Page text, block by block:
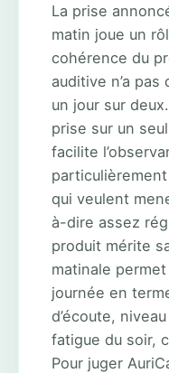
La prise
matin joue un
cohérence du
auditive n’a
un jour sur
prise sur un
facilite
qui veulent
à-dire assez
produit mérite
matinale
journée en
d’écoute,
fatigue du soir,
Pour juger